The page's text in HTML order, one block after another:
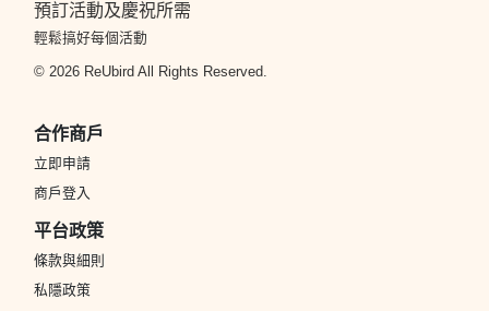
預訂活動及慶祝所需
輕鬆搞好每個活動
© 2026 ReUbird All Rights Reserved.
合作商戶
立即申請
商戶登入
平台政策
條款與細則
私隱政策